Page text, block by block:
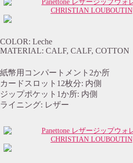
CHRISTIAN LOUBOUTIN
COLOR: Leche
MATERIAL: CALF, CALF, COTTON
紙幣用コンパートメント2か所
カードスロット12枚分: 内側
ジップポケット1か所: 内側
ライニング: レザー
CHRISTIAN LOUBOUTIN